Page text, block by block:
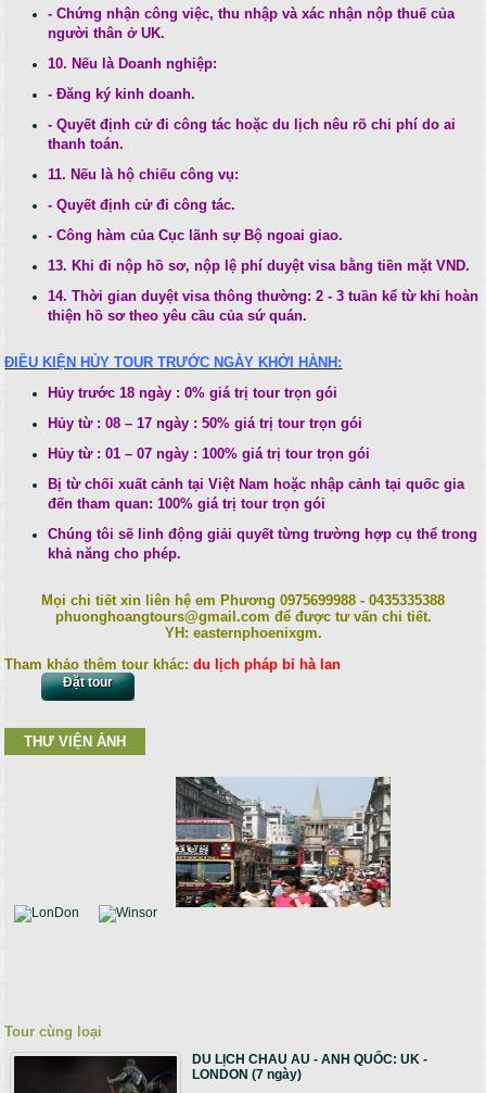
- Chứng nhận công việc, thu nhập và xác nhận nộp thuế của
người thân ở UK.
10. Nếu là Doanh nghiệp:
- Đăng ký kinh doanh.
- Quyết định cử đi công tác hoặc du lịch nêu rõ chi phí do ai
thanh toán.
11. Nếu là hộ chiếu công vụ:
- Quyết định cử đi công tác.
- Công hàm của Cục lãnh sự Bộ ngoai giao.
13. Khi đi nộp hồ sơ, nộp lệ phí duyệt visa bằng tiền mặt VND.
14. Thời gian duyệt visa thông thường: 2 - 3 tuần kể từ khi hoàn
thiện hồ sơ theo yêu cầu của sứ quán.
ĐIỀU KIỆN HỦY TOUR TRƯỚC NGÀY KHỞI HÀNH:
Hủy trước 18 ngày : 0% giá trị tour trọn gói
Hủy từ : 08 – 17 ngày : 50% giá trị tour trọn gói
Hủy từ : 01 – 07 ngày : 100% giá trị tour trọn gói
Bị từ chối xuất cảnh tại Việt Nam hoặc nhập cảnh tại quốc gia
đến tham quan: 100% giá trị tour trọn gói
Chúng tôi sẽ linh động giải quyết từng trường hợp cụ thể trong
khả năng cho phép.
Mọi chi tiết xin liên hệ em Phương 0975699988 - 0435335388
phuonghoangtours@gmail.com để được tư vấn chi tiết.
YH: easternphoenixgm.
Tham khảo thêm tour khác:du lịch pháp bỉ hà lan
Đặt tour
THƯ VIỆN ẢNH
Tour cùng loại
DU LỊCH CHAU AU - ANH QUỐC: UK -
LONDON (7 ngày)